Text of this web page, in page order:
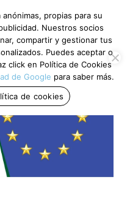
propias para su
Nuestros socios
compartir y gestionar tus
Puedes aceptar o
click en Política de Cookies
de Google para saber más.
de cookies